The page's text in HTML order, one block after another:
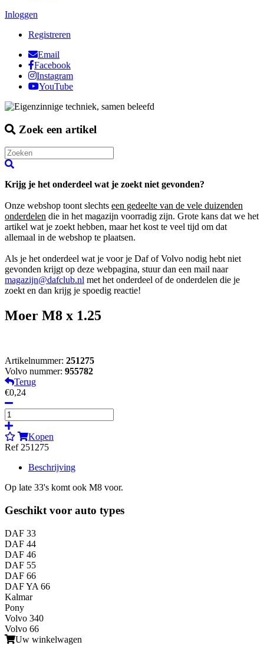
Inloggen
Registreren
Email
Facebook
Instagram
YouTube
Zoek een artikel
Krijg je het onderdeel wat je zoekt niet gevonden?
Onze webshop toont slechts een gedeelte van de vele duizenden
onderdelen die in het magazijn voorradig zijn. Grote kans dat we het
artikel wat je zoekt hebben, maar het kost te veel tijd om dat
allemaal in de webshop te plaatsen.
Als je het onderdeel wat je voor je Daf of Volvo nodig hebt niet
gevonden krijgt op deze webpagina, stuur dan een mail naar
magazijn@dafclub.nl met het onderdeel of de onderdelen die je
zoekt en dan krijg je spoedig reactie!
Moer M8 x 1.25
Artikelnummer: 251275
Volvo nummer: 955782
Terug
€0,24
Kopen
Ref 251275
Beschrijving
Op late 33's komt ook M8 voor.
Geschikt voor auto types
DAF 33
DAF 44
DAF 46
DAF 55
DAF 66
DAF YA 66
Kalmar
Pony
Volvo 340
Volvo 66
Uw winkelwagen